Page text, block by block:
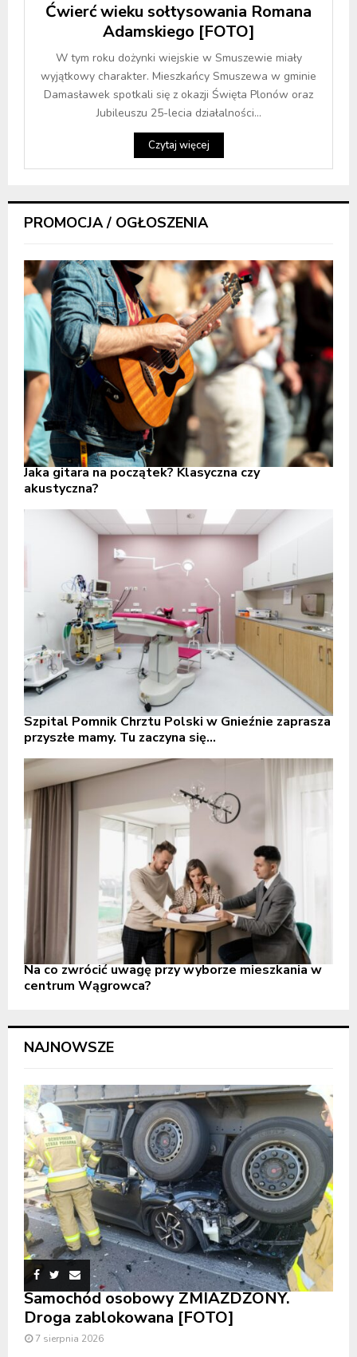
Ćwierć wieku sołtysowania Romana
Adamskiego [FOTO]
W tym roku dożynki wiejskie w Smuszewie miały
wyjątkowy charakter. Mieszkańcy Smuszewa w gminie
Damasławek spotkali się z okazji Święta Plonów oraz
Jubileuszu 25-lecia działalności...
Czytaj więcej
PROMOCJA / OGŁOSZENIA
Jaka gitara na początek? Klasyczna czy
akustyczna?
Szpital Pomnik Chrztu Polski w Gnieźnie zaprasza
przyszłe mamy. Tu zaczyna się...
Na co zwrócić uwagę przy wyborze mieszkania w
centrum Wągrowca?
NAJNOWSZE
Samochód osobowy ZMIAŻDŻONY.
Droga zablokowana [FOTO]
7 sierpnia 2026